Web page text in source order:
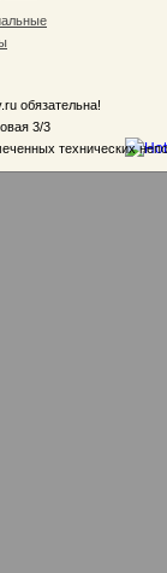
обязательна!
3/3
технических